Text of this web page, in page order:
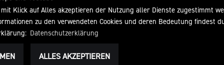
Klick auf Alles akzeptieren der Nutzung aller Dienste zugestimmt
zu den verwendeten Cookies und deren Bedeutung findest
Datenschutzerklärung
ALLES AKZEPTIEREN